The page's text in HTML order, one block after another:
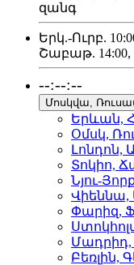
զանգ
Երկ.-Ուրբ.
Շաբաթ.
--:--:--
Մոսկվա,
Երևան,
Օմսկ,
Լոնդոն,
Տոկիո,
Նյու-
Վիեննա,
Փարիզ,
Բեռլին,